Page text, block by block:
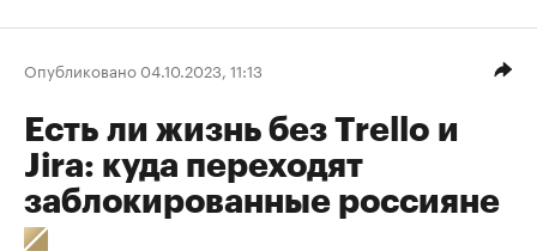
Опубликовано 04.10.2023, 11:13
Есть ли жизнь без Trello и
Jira: куда переходят
заблокированные россияне